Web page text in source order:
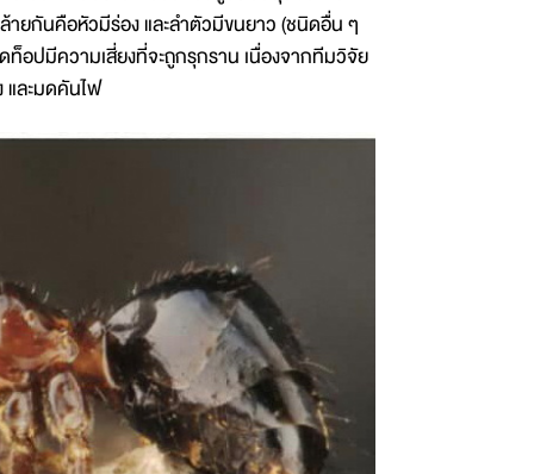
ยกันคือหัวมีร่อง และลำตัวมีขนยาว (ชนิดอื่น ๆ
ปมีความเสี่ยงที่จะถูกรุกราน เนื่องจากทีมวิจัย
ละมดคันไฟ